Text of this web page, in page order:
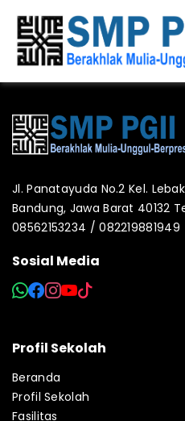
Jl. Panatayuda No.2 Kel.
Bandung, Jawa Barat 40132
08562153234 / 082219881949
Sosial Media
Profil Sekolah
Beranda
Profil Sekolah
Fasilitas